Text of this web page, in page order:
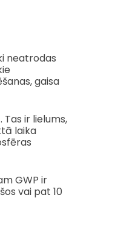
neatrodas
gaisa
ir lielums,
laika
GWP ir
vai pat 10